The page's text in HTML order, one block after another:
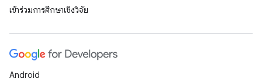
เข้าร่วมการศึกษาเชิงวิจัย
Android